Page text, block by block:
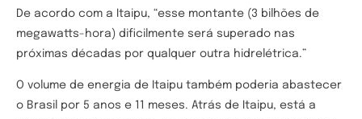
De acordo com a Itaipu, “esse montante (3 bilhões de
megawatts-hora) dificilmente será superado nas
próximas décadas por qualquer outra hidrelétrica.”
O volume de energia de Itaipu também poderia abastecer
o Brasil por 5 anos e 11 meses. Atrás de Itaipu, está a